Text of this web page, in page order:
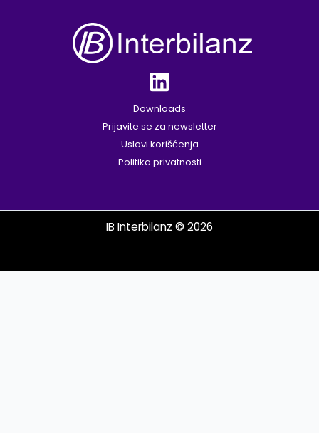
Downloads
Prijavite se za newsletter
Uslovi korišćenja
Politika privatnosti
IB Interbilanz © 2026